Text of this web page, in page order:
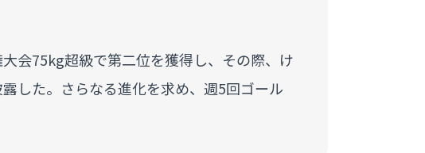
会75kg超級で第二位を獲得し、その際、け
した。さらなる進化を求め、週5回ゴール